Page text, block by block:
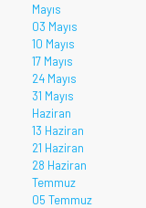
Mayıs
03 Mayıs
10 Mayıs
17 Mayıs
24 Mayıs
31 Mayıs
Haziran
13 Haziran
21 Haziran
28 Haziran
Temmuz
05 Temmuz